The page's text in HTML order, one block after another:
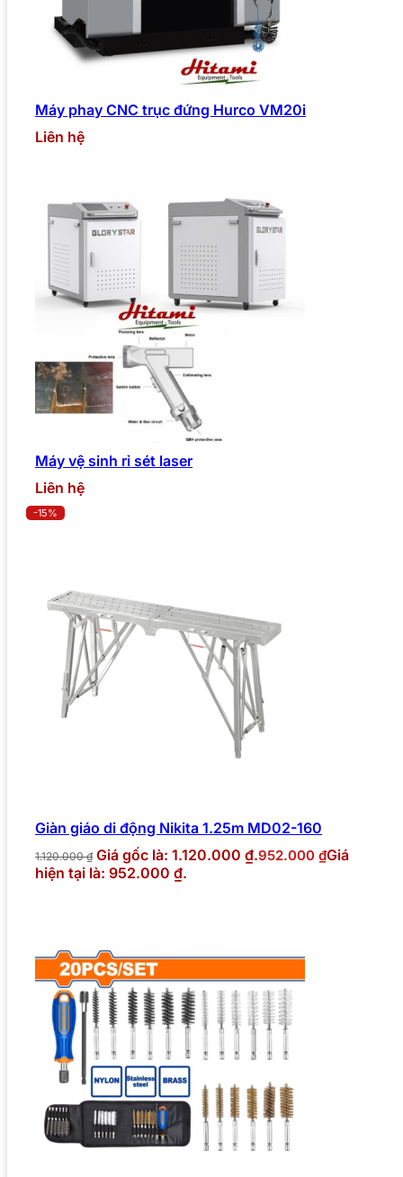
Máy phay CNC trục đứng Hurco VM20i
Liên hệ
Máy vệ sinh rỉ sét laser
Liên hệ
-15%
Giàn giáo di động Nikita 1.25m MD02-160
1.120.000₫ Giá gốc là: 1.120.000 ₫.952.000 ₫Giá
hiện tại là: 952.000 ₫.